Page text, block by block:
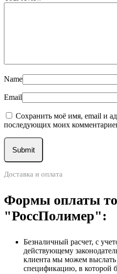
Name
Email
Сохранить моё имя, email и
последующих моих
Доставка и оплата
Формы оплаты
"РоссПолимер":
Безналичный расчет, с
действующему
клиента мы можем выслать
спецификацию, в которой